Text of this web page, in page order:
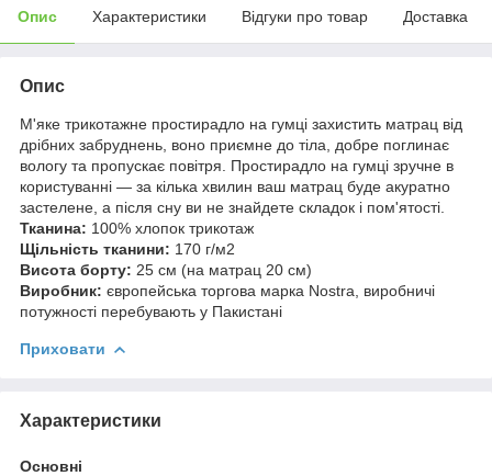
Опис Характеристики Відгуки про товар Доставка
Опис
М'яке трикотажне простирадло на гумці захистить матрац від
дрібних забруднень, воно приємне до тіла, добре поглинає
вологу та пропускає повітря. Простирадло на гумці зручне в
користуванні — за кілька хвилин ваш матрац буде акуратно
застелене, а після сну ви не знайдете складок і пом'ятості.
Тканина: 100% хлопок трикотаж
Щільність тканини: 170 г/м2
Висота борту: 25 см (на матрац 20 см)
Виробник: європейська торгова марка Nostra, виробничі
потужності перебувають у Пакистані
Приховати
Характеристики
Основні